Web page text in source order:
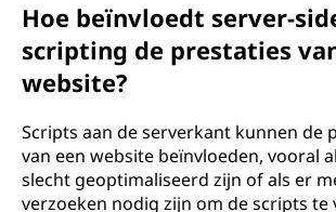
Hoe beïnvloedt server-
scripting de prestaties
website?
Scripts aan de serverkant kunnen de
van een website beïnvloeden, vooral
slecht geoptimaliseerd zijn of als er
verzoeken nodig zijn om de scripts te